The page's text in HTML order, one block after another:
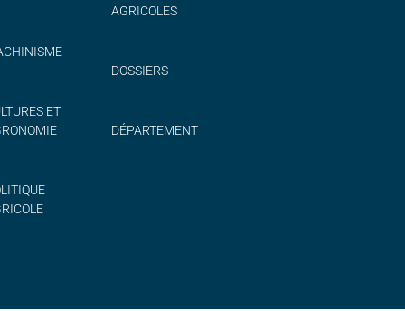
ET
AGRICOLES
DOSSIERS
DÉPARTEMENT